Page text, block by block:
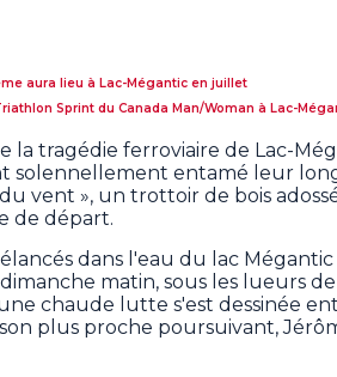
aura lieu à Lac-Mégantic en juillet
Sprint du Canada Man/Woman à Lac-
la tragédie ferroviaire de Lac-
solennellement entamé leur
vent », un trottoir de bois
de départ.
dans l'eau du lac
matin, sous les lueurs
chaude lutte s'est dessinée
plus proche poursuivant,